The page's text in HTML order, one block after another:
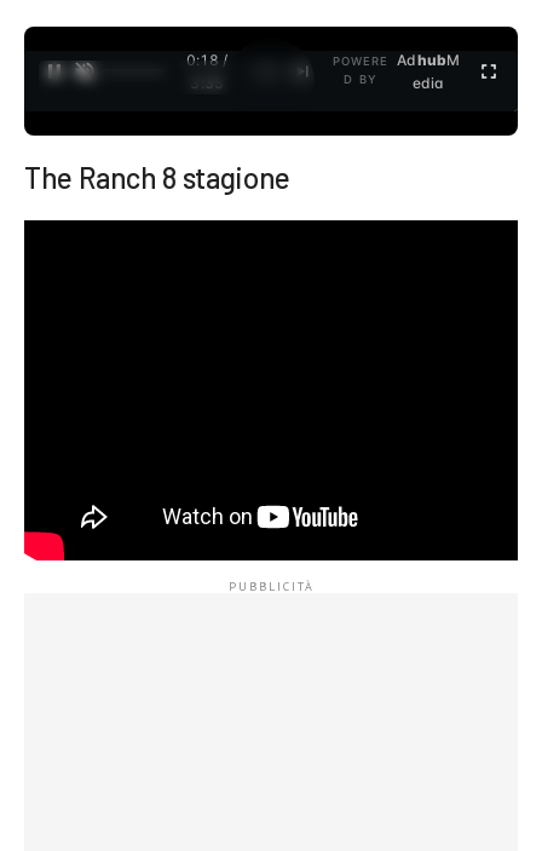
0:19 /
3:35
POWERE
D BY
AdhubM
edia
The Ranch 8 stagione